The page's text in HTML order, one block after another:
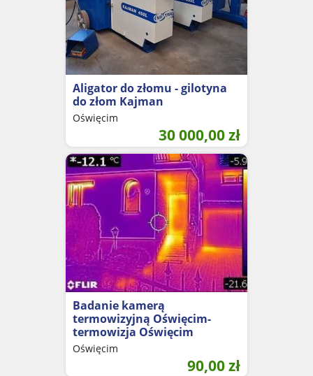
Aligator do złomu - gilotyna
do złom Kajman
Oświęcim
30 000,00zł
Badanie kamerą
termowizyjną Oświęcim-
termowizja Oświęcim
Oświęcim
90,00zł